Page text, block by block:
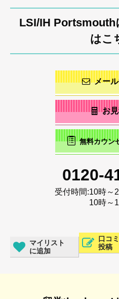
LSI/IH
はこ
メー
お
無料カウン
0120-
受付時間:10時～
10時～
マイリスト
に追加
口コ
投稿